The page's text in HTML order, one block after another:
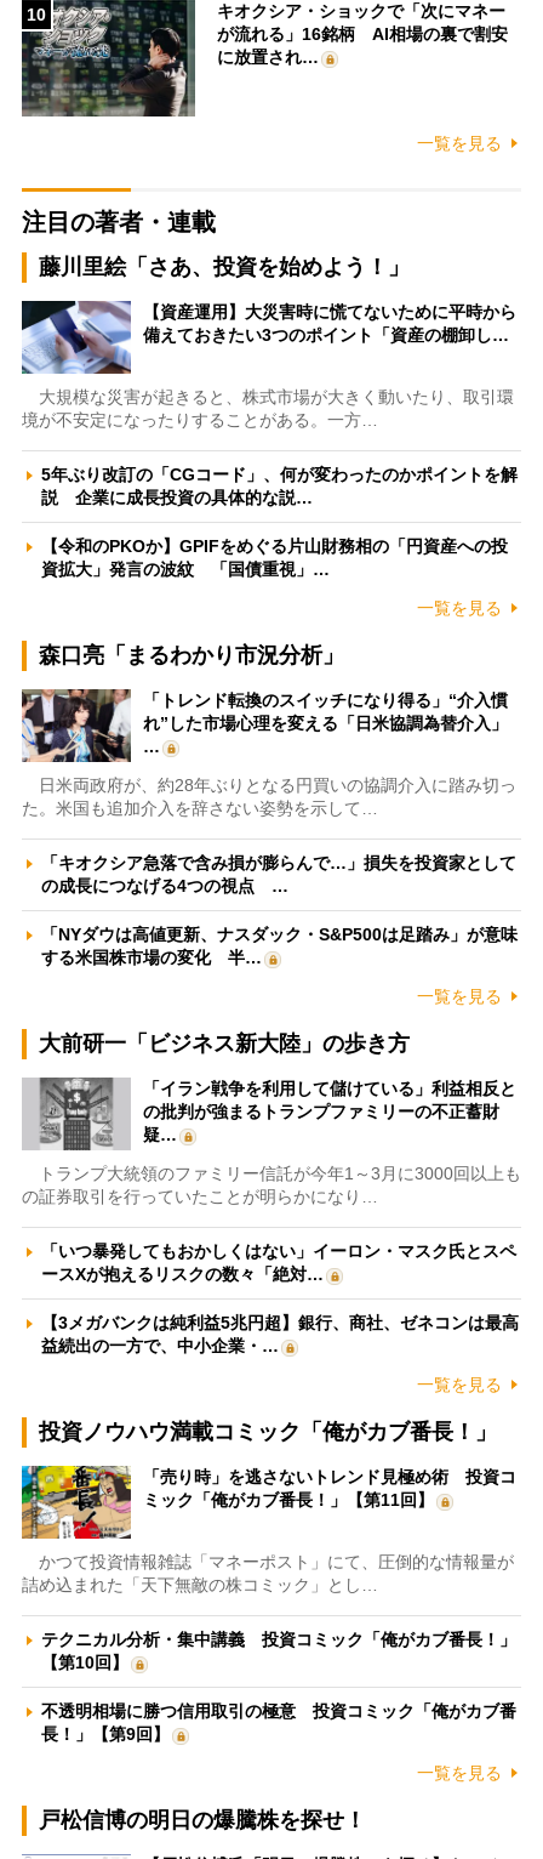
10
キオクシア・ショックで「次にマネー
が流れる」16銘柄 AI相場の裏で割安
に放置され…
一覧を見る
注目の著者・連載
藤川里絵「さあ、投資を始めよう！」
【資産運用】大災害時に慌てないために平時から
備えておきたい3つのポイント「資産の棚卸し…
大規模な災害が起きると、株式市場が大きく動いたり、取引環
境が不安定になったりすることがある。一方…
5年ぶり改訂の「CGコード」、何が変わったのかポイントを解
説 企業に成長投資の具体的な説…
【令和のPKOか】GPIFをめぐる片山財務相の「円資産への投
資拡大」発言の波紋 「国債重視」…
一覧を見る
森口亮「まるわかり市況分析」
「トレンド転換のスイッチになり得る」“介入慣
れ”した市場心理を変える「日米協調為替介入」
…
日米両政府が、約28年ぶりとなる円買いの協調介入に踏み切っ
た。米国も追加介入を辞さない姿勢を示して…
「キオクシア急落で含み損が膨らんで…」損失を投資家として
の成長につなげる4つの視点 …
「NYダウは高値更新、ナスダック・S&P500は足踏み」が意味
する米国株市場の変化 半…
一覧を見る
大前研一「ビジネス新大陸」の歩き方
「イラン戦争を利用して儲けている」利益相反と
の批判が強まるトランプファミリーの不正蓄財
疑…
トランプ大統領のファミリー信託が今年1～3月に3000回以上も
の証券取引を行っていたことが明らかになり…
「いつ暴発してもおかしくはない」イーロン・マスク氏とスペ
ースXが抱えるリスクの数々「絶対…
【3メガバンクは純利益5兆円超】銀行、商社、ゼネコンは最高
益続出の一方で、中小企業・…
一覧を見る
投資ノウハウ満載コミック「俺がカブ番長！」
「売り時」を逃さないトレンド見極め術 投資コ
ミック「俺がカブ番長！」【第11回】
かつて投資情報雑誌「マネーポスト」にて、圧倒的な情報量が
詰め込まれた「天下無敵の株コミック」とし…
テクニカル分析・集中講義 投資コミック「俺がカブ番長！」
【第10回】
不透明相場に勝つ信用取引の極意 投資コミック「俺がカブ番
長！」【第9回】
一覧を見る
戸松信博の明日の爆騰株を探せ！